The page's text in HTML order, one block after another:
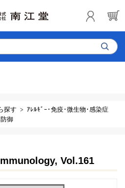
探す
ｱﾚﾙｷﾞｰ･免疫･微生物･感染症
御
Vol.161